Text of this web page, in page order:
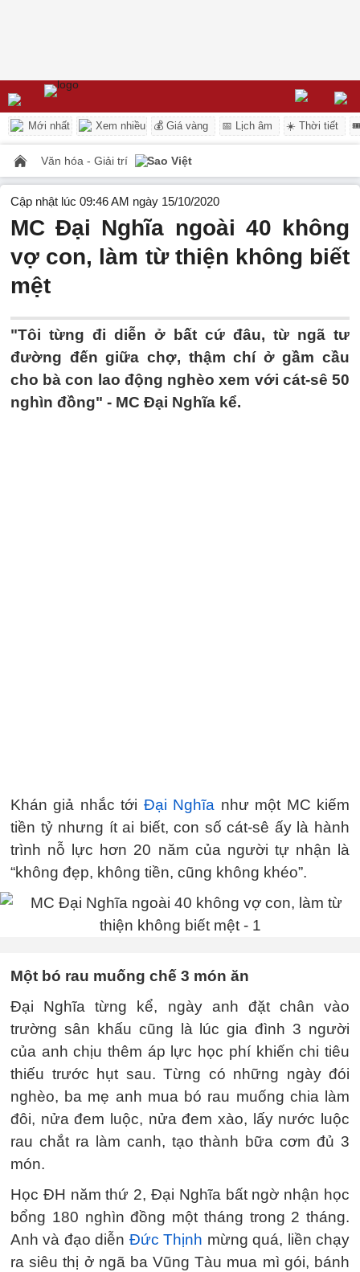
Mới nhất Xem nhiều 💰 Giá vàng 📅 Lịch âm ☀️ Thời tiết
Văn hóa - Giải trí Sao Việt
Cập nhật lúc 09:46 AM ngày 15/10/2020
MC Đại Nghĩa ngoài 40 không
vợ con, làm từ thiện không biết
mệt
"Tôi từng đi diễn ở bất cứ đâu, từ ngã tư
đường đến giữa chợ, thậm chí ở gầm cầu
cho bà con lao động nghèo xem với cát-sê 50
nghìn đồng" - MC Đại Nghĩa kể.
Khán giả nhắc tới Đại Nghĩa như một MC kiếm
tiền tỷ nhưng ít ai biết, con số cát-sê ấy là hành
trình nỗ lực hơn 20 năm của người tự nhận là
“không đẹp, không tiền, cũng không khéo”.
Một bó rau muống chế 3 món ăn
Đại Nghĩa từng kể, ngày anh đặt chân vào
trường sân khấu cũng là lúc gia đình 3 người
của anh chịu thêm áp lực học phí khiến chi tiêu
thiếu trước hụt sau. Từng có những ngày đói
nghèo, ba mẹ anh mua bó rau muống chia làm
đôi, nửa đem luộc, nửa đem xào, lấy nước luộc
rau chắt ra làm canh, tạo thành bữa cơm đủ 3
món.
Học ĐH năm thứ 2, Đại Nghĩa bất ngờ nhận học
bổng 180 nghìn đồng một tháng trong 2 tháng.
Anh và đạo diễn Đức Thịnh mừng quá, liền chạy
ra siêu thị ở ngã ba Vũng Tàu mua mì gói, bánh